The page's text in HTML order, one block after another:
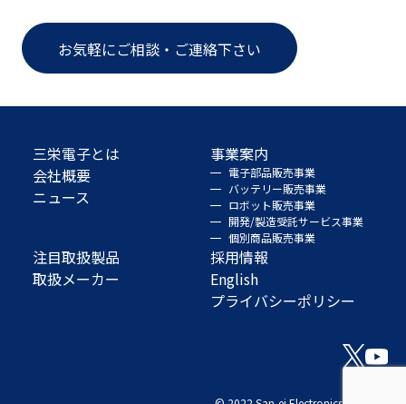
お気軽にご相談・ご連絡下さい
三栄電子とは
会社概要
ニュース
事業案内
電子部品販売事業
バッテリー販売事業
ロボット販売事業
開発/製造受託サービス事業
個別商品販売事業
注目取扱製品
取扱メーカー
採用情報
English
プライバシーポリシー